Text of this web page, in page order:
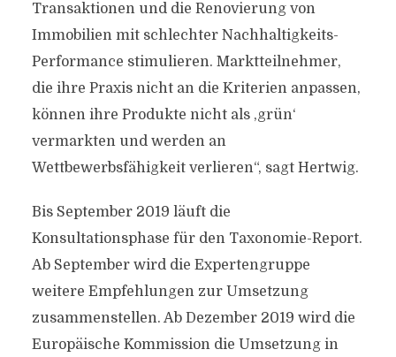
Transaktionen und die Renovierung von
Immobilien mit schlechter Nachhaltigkeits-
Performance stimulieren. Marktteilnehmer,
die ihre Praxis nicht an die Kriterien anpassen,
können ihre Produkte nicht als ‚grün‘
vermarkten und werden an
Wettbewerbsfähigkeit verlieren“, sagt Hertwig.
Bis September 2019 läuft die
Konsultationsphase für den Taxonomie-Report.
Ab September wird die Expertengruppe
weitere Empfehlungen zur Umsetzung
zusammenstellen. Ab Dezember 2019 wird die
Europäische Kommission die Umsetzung in